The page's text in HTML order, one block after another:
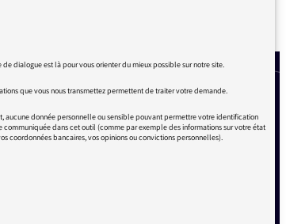
de dialogue est là pour vous orienter du mieux possible sur notre site.
que vous nous transmettez permettent de traiter votre demande.
aucune donnée personnelle ou sensible pouvant permettre votre identification
communiquée dans cet outil (comme par exemple des informations sur votre état
coordonnées bancaires, vos opinions ou convictions personnelles).